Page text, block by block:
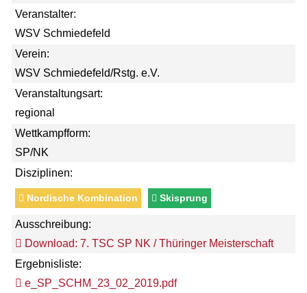
Veranstalter:
WSV Schmiedefeld
Verein:
WSV Schmiedefeld/Rstg. e.V.
Veranstaltungsart:
regional
Wettkampfform:
SP/NK
Disziplinen:
Nordische Kombination Skisprung
Ausschreibung:
Download: 7. TSC SP NK / Thüringer Meisterschaft
Ergebnisliste:
e_SP_SCHM_23_02_2019.pdf